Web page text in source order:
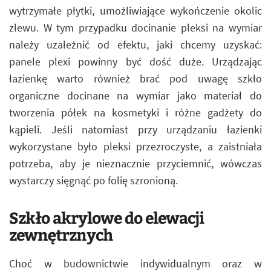
wytrzymałe płytki, umożliwiające wykończenie okolic
zlewu. W tym przypadku docinanie pleksi na wymiar
należy uzależnić od efektu, jaki chcemy uzyskać:
panele plexi powinny być dość duże. Urządzając
łazienkę warto również brać pod uwagę szkło
organiczne docinane na wymiar jako materiał do
tworzenia półek na kosmetyki i różne gadżety do
kąpieli. Jeśli natomiast przy urządzaniu łazienki
wykorzystane było pleksi przezroczyste, a zaistniała
potrzeba, aby je nieznacznie przyciemnić, wówczas
wystarczy sięgnąć po folię szronioną.
Szkło akrylowe do elewacji
zewnętrznych
Choć w budownictwie indywidualnym oraz w